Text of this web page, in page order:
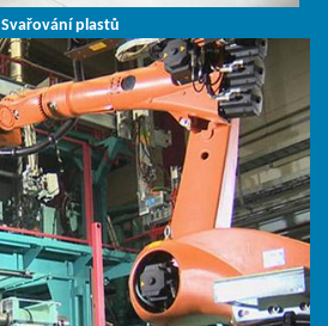
Svařování plastů